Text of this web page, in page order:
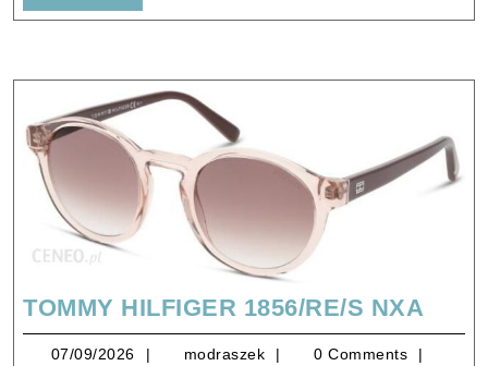
Full
TOMMY HILFIGER 1856/RE/S NXA
07/09/2026 07/09/2026
modraszek modraszek
0 Comments